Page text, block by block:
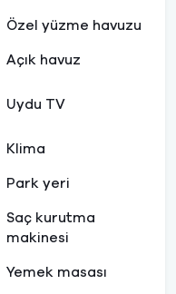
Özel yüzme havuzu
Açık havuz
Uydu TV
Klima
Park yeri
Saç kurutma
makinesi
Yemek masası